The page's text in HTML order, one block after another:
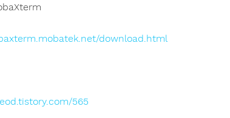
download.html
565